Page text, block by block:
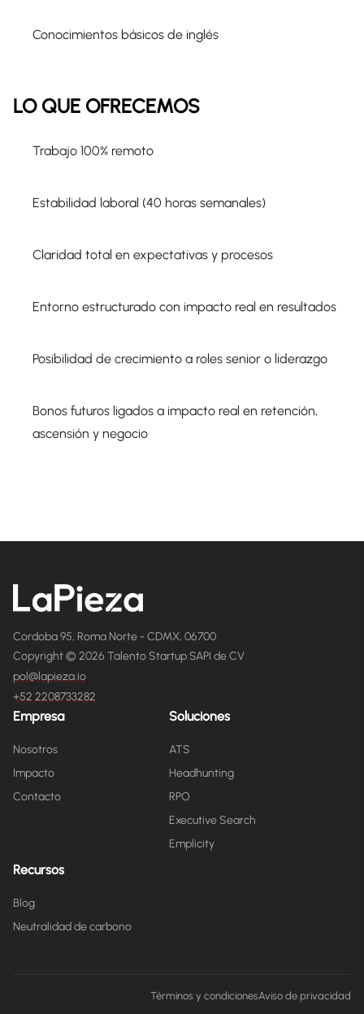
Conocimientos básicos de inglés
LO QUE OFRECEMOS
Trabajo 100% remoto
Estabilidad laboral (40 horas semanales)
Claridad total en expectativas y procesos
Entorno estructurado con impacto real en resultados
Posibilidad de crecimiento a roles senior o liderazgo
Bonos futuros ligados a impacto real en retención,
ascensión y negocio
Cordoba 95, Roma Norte - CDMX, 06700
Copyright © 2026 Talento Startup SAPI de CV
pol@lapieza.io
+52 2208733282
Empresa
Nosotros
Impacto
Contacto
Soluciones
ATS
Headhunting
RPO
Executive Search
Emplicity
Recursos
Blog
Neutralidad de carbono
Términos y condicionesAviso de privacidad